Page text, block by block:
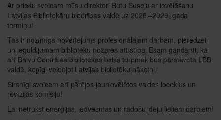
Ar prieku sveicam mūsu direktori Rutu Suseju ar ievēlēšanu
Latvijas Bibliotekāru biedrības valdē uz 2026.–2029. gada
termiņu!
Tas ir nozīmīgs novērtējums profesionālajam darbam, pieredzei
un ieguldījumam bibliotēku nozares attīstībā. Esam gandarīti, ka
arī Balvu Centrālās bibliotēkas balss turpmāk būs pārstāvēta LBB
valdē, kopīgi veidojot Latvijas bibliotēku nākotni.
Sirsnīgi sveicam arī pārējos jaunievēlētos valdes locekļus un
revīzijas komisiju!
Lai netrūkst enerģijas, iedvesmas un radošu ideju lieliem darbiem!